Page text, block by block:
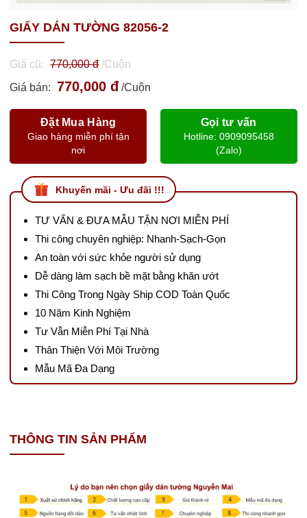
GIẤY DÁN TƯỜNG 82056-2
Giá cũ: 770,000 đ/Cuộn
Giá bán:
770,000 đ /Cuộn
Đặt Mua Hàng
Giao hàng miễn phí tận
nơi
Gọi tư vấn
Hotline: 0909095458
(Zalo)
Khuyến mãi - Ưu đãi !!!
TƯ VẤN & ĐƯA MẪU TẬN NƠI MIỄN PHÍ
Thi công chuyên nghiệp: Nhanh-Sạch-Gọn
An toàn với sức khỏe người sử dụng
Dễ dàng làm sạch bề mặt bằng khăn ướt
Thi Công Trong Ngày Ship COD Toàn Quốc
10 Năm Kinh Nghiệm
Tư Vẫn Miễn Phí Tại Nhà
Thân Thiện Với Môi Trường
Mẫu Mã Đa Dạng
THÔNG TIN SẢN PHẨM